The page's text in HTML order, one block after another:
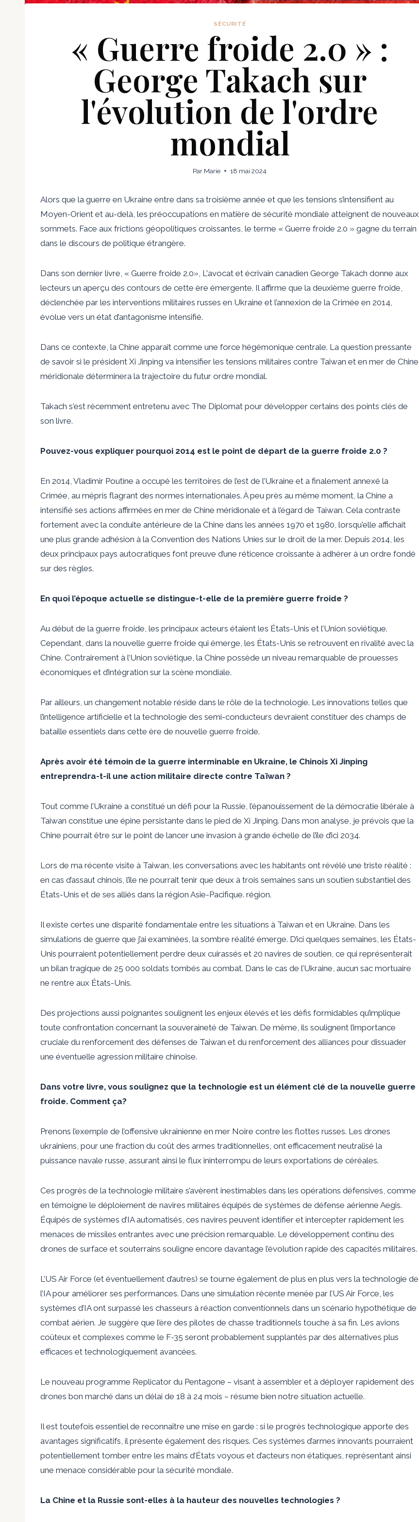
SÉCURITÉ
« Guerre froide 2.0 » :
George Takach sur
l'évolution de l'ordre
mondial
Par Marie 18 mai 2024
Alors que la guerre en Ukraine entre dans sa troisième année et que les tensions s’intensifient au
Moyen-Orient et au-delà, les préoccupations en matière de sécurité mondiale atteignent de nouveaux
sommets. Face aux frictions géopolitiques croissantes, le terme « Guerre froide 2.0 » gagne du terrain
dans le discours de politique étrangère.
Dans son dernier livre, « Guerre froide 2.0», L'avocat et écrivain canadien George Takach donne aux
lecteurs un aperçu des contours de cette ère émergente. Il affirme que la deuxième guerre froide,
déclenchée par les interventions militaires russes en Ukraine et l’annexion de la Crimée en 2014,
évolue vers un état d’antagonisme intensifié.
Dans ce contexte, la Chine apparaît comme une force hégémonique centrale. La question pressante
de savoir si le président Xi Jinping va intensifier les tensions militaires contre Taiwan et en mer de Chine
méridionale déterminera la trajectoire du futur ordre mondial.
Takach s'est récemment entretenu avec The Diplomat pour développer certains des points clés de
son livre.
Pouvez-vous expliquer pourquoi 2014 est le point de départ de la guerre froide 2.0 ?
En 2014, Vladimir Poutine a occupé les territoires de l’est de l’Ukraine et a finalement annexé la
Crimée, au mépris flagrant des normes internationales. À peu près au même moment, la Chine a
intensifié ses actions affirmées en mer de Chine méridionale et à l’égard de Taiwan. Cela contraste
fortement avec la conduite antérieure de la Chine dans les années 1970 et 1980, lorsqu'elle affichait
une plus grande adhésion à la Convention des Nations Unies sur le droit de la mer. Depuis 2014, les
deux principaux pays autocratiques font preuve d’une réticence croissante à adhérer à un ordre fondé
sur des règles.
En quoi l’époque actuelle se distingue-t-elle de la première guerre froide ?
Au début de la guerre froide, les principaux acteurs étaient les États-Unis et l’Union soviétique.
Cependant, dans la nouvelle guerre froide qui émerge, les États-Unis se retrouvent en rivalité avec la
Chine. Contrairement à l’Union soviétique, la Chine possède un niveau remarquable de prouesses
économiques et d’intégration sur la scène mondiale.
Par ailleurs, un changement notable réside dans le rôle de la technologie. Les innovations telles que
l’intelligence artificielle et la technologie des semi-conducteurs devraient constituer des champs de
bataille essentiels dans cette ère de nouvelle guerre froide.
Après avoir été témoin de la guerre interminable en Ukraine, le Chinois Xi Jinping
entreprendra-t-il une action militaire directe contre Taïwan ?
Tout comme l’Ukraine a constitué un défi pour la Russie, l’épanouissement de la démocratie libérale à
Taiwan constitue une épine persistante dans le pied de Xi Jinping. Dans mon analyse, je prévois que la
Chine pourrait être sur le point de lancer une invasion à grande échelle de l’île d’ici 2034.
Lors de ma récente visite à Taiwan, les conversations avec les habitants ont révélé une triste réalité :
en cas d’assaut chinois, l’île ne pourrait tenir que deux à trois semaines sans un soutien substantiel des
États-Unis et de ses alliés dans la région Asie-Pacifique. région.
Il existe certes une disparité fondamentale entre les situations à Taiwan et en Ukraine. Dans les
simulations de guerre que j’ai examinées, la sombre réalité émerge. D’ici quelques semaines, les États-
Unis pourraient potentiellement perdre deux cuirassés et 20 navires de soutien, ce qui représenterait
un bilan tragique de 25 000 soldats tombés au combat. Dans le cas de l’Ukraine, aucun sac mortuaire
ne rentre aux États-Unis.
Des projections aussi poignantes soulignent les enjeux élevés et les défis formidables qu’implique
toute confrontation concernant la souveraineté de Taiwan. De même, ils soulignent l’importance
cruciale du renforcement des défenses de Taiwan et du renforcement des alliances pour dissuader
une éventuelle agression militaire chinoise.
Dans votre livre, vous soulignez que la technologie est un élément clé de la nouvelle guerre
froide. Comment ça?
Prenons l’exemple de l’offensive ukrainienne en mer Noire contre les flottes russes. Les drones
ukrainiens, pour une fraction du coût des armes traditionnelles, ont efficacement neutralisé la
puissance navale russe, assurant ainsi le flux ininterrompu de leurs exportations de céréales.
Ces progrès de la technologie militaire s’avèrent inestimables dans les opérations défensives, comme
en témoigne le déploiement de navires militaires équipés de systèmes de défense aérienne Aegis.
Équipés de systèmes d’IA automatisés, ces navires peuvent identifier et intercepter rapidement les
menaces de missiles entrantes avec une précision remarquable. Le développement continu des
drones de surface et souterrains souligne encore davantage l’évolution rapide des capacités militaires.
L’US Air Force (et éventuellement d’autres) se tourne également de plus en plus vers la technologie de
l’IA pour améliorer ses performances. Dans une simulation récente menée par l’US Air Force, les
systèmes d’IA ont surpassé les chasseurs à réaction conventionnels dans un scénario hypothétique de
combat aérien. Je suggère que l’ère des pilotes de chasse traditionnels touche à sa fin. Les avions
coûteux et complexes comme le F-35 seront probablement supplantés par des alternatives plus
efficaces et technologiquement avancées.
Le nouveau programme Replicator du Pentagone – visant à assembler et à déployer rapidement des
drones bon marché dans un délai de 18 à 24 mois – résume bien notre situation actuelle.
Il est toutefois essentiel de reconnaître une mise en garde : si le progrès technologique apporte des
avantages significatifs, il présente également des risques. Ces systèmes d’armes innovants pourraient
potentiellement tomber entre les mains d’États voyous et d’acteurs non étatiques, représentant ainsi
une menace considérable pour la sécurité mondiale.
La Chine et la Russie sont-elles à la hauteur des nouvelles technologies ?